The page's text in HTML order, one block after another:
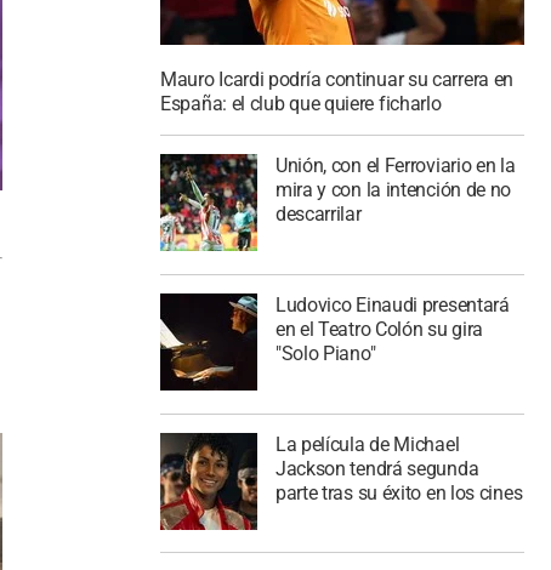
Mauro Icardi podría continuar su carrera en
España: el club que quiere ficharlo
Unión, con el Ferroviario en la
mira y con la intención de no
descarrilar
Ludovico Einaudi presentará
en el Teatro Colón su gira
"Solo Piano"
La película de Michael
Jackson tendrá segunda
parte tras su éxito en los cines